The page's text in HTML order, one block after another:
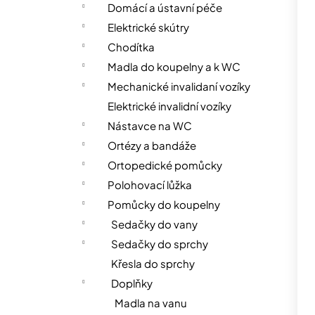
Domácí a ústavní péče
Elektrické skútry
Chodítka
Madla do koupelny a k WC
Mechanické invalidaní vozíky
Elektrické invalidní vozíky
Nástavce na WC
Ortézy a bandáže
Ortopedické pomůcky
Polohovací lůžka
Pomůcky do koupelny
Sedačky do vany
Sedačky do sprchy
Křesla do sprchy
Doplňky
Madla na vanu